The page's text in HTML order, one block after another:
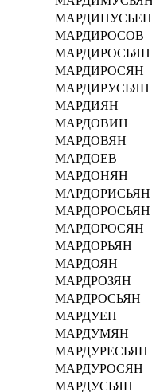
МАРДИПУСЬЕН
МАРДИРОСОВ
МАРДИРОСЬЯН
МАРДИРОСЯН
МАРДИРУСЬЯН
МАРДИЯН
МАРДОВИН
МАРДОВЯН
МАРДОЕВ
МАРДОНЯН
МАРДОРИСЬЯН
МАРДОРОСЬЯН
МАРДОРОСЯН
МАРДОРЬЯН
МАРДОЯН
МАРДРОЗЯН
МАРДРОСЬЯН
МАРДУЕН
МАРДУМЯН
МАРДУРЕСЬЯН
МАРДУРОСЯН
МАРДУСЬЯН